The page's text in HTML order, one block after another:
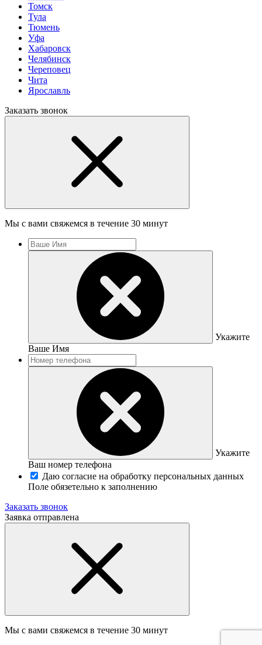
Томск
Тула
Тюмень
Уфа
Хабаровск
Челябинск
Череповец
Чита
Ярославль
Заказать звонок
Мы с вами свяжемся в течение 30 минут
Укажите
Ваше Имя
Укажите
Ваш номер телефона
Даю согласие на обработку персональных данных
Поле обязетельно к заполнению
Заказать звонок
Заявка отправлена
Мы с вами свяжемся в течение 30 минут